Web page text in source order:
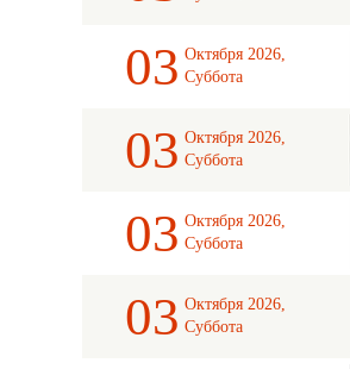
03 Октября 2026,
Суббота
03 Октября 2026,
Суббота
03 Октября 2026,
Суббота
03 Октября 2026,
Суббота